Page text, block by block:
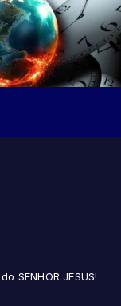
SENHOR JESUS!